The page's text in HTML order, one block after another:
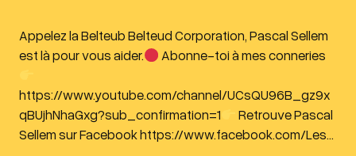
Appelez la Belteub Belteud Corporation, Pascal Sellem
est là pour vous aider.
Abonne-toi à mes conneries
https://www.youtube.com/channel/UCsQU96B_gz9x
qBUjhNhaGxg?sub_confirmation=1
Retrouve Pascal
Sellem sur Facebook https://www.facebook.com/Les…